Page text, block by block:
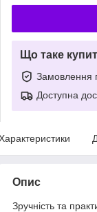
Що таке
Замовлення
Доступна
Опис
Зручність та